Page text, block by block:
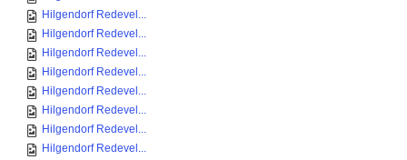
Hilgendorf Redevel...
Hilgendorf Redevel...
Hilgendorf Redevel...
Hilgendorf Redevel...
Hilgendorf Redevel...
Hilgendorf Redevel...
Hilgendorf Redevel...
Hilgendorf Redevel...